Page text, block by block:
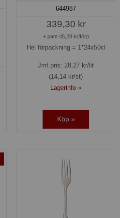
644987
339,30 kr
+ pant 45,28 kr/förp
Hel förpackning = 1*24x50cl
Jmf.pris: 28,27 kr/lit
(14,14 kr/st)
Lagerinfo »
Köp »